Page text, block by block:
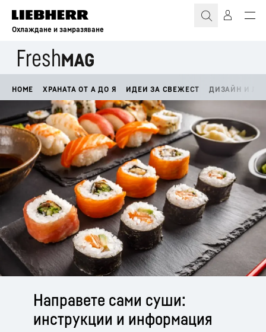
Охлаждане и замразяване
HOME ХРАНАТА ОТ А ДО Я ИДЕИ ЗА СВЕЖЕСТ ДИЗАЙН И
Направете сами суши:
инструкции и информация